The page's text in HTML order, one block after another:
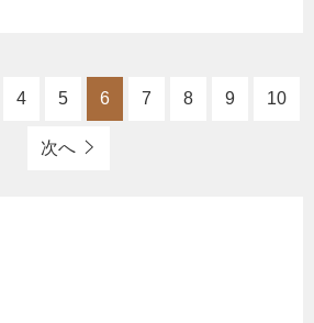
4 5 6 7 8 9 10
次へ